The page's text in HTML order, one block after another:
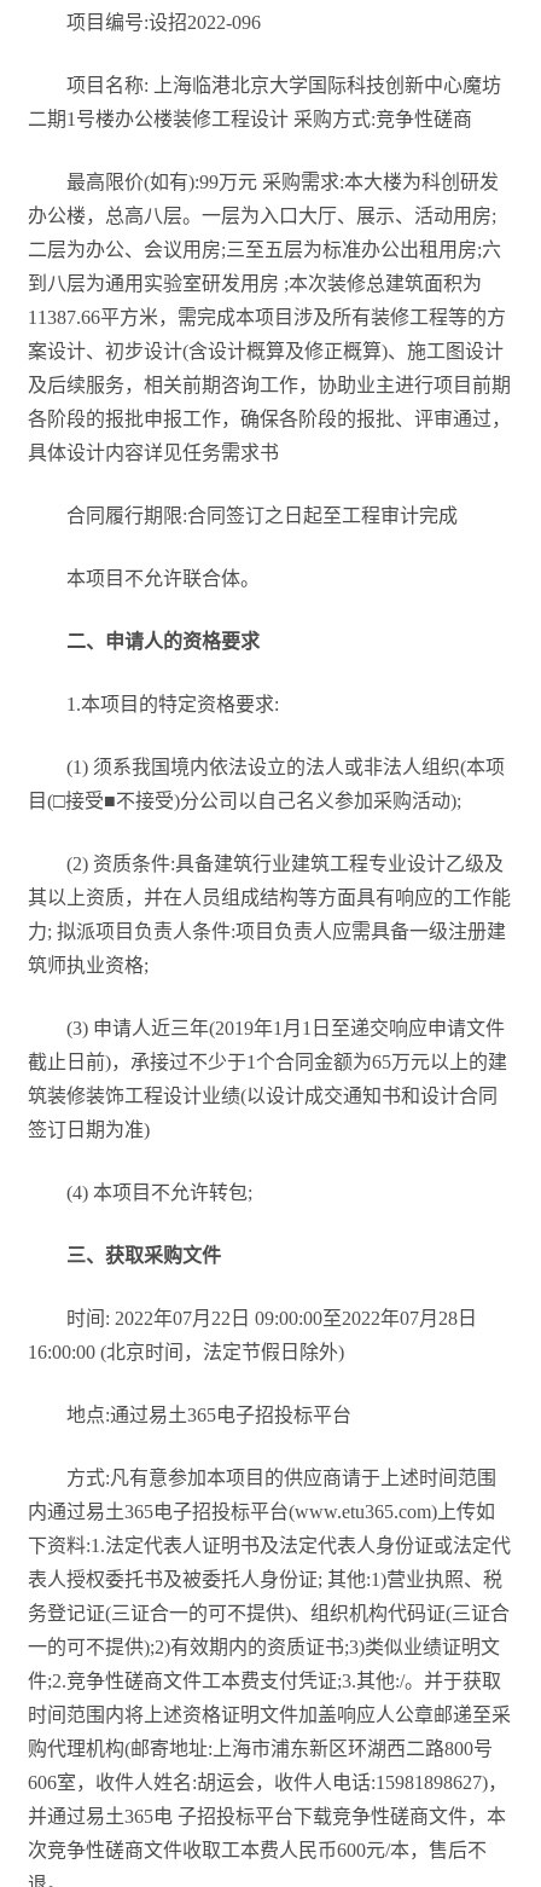
项目编号:设招2022-096
项目名称: 上海临港北京大学国际科技创新中心魔坊
二期1号楼办公楼装修工程设计 采购方式:竞争性磋商
最高限价(如有):99万元 采购需求:本大楼为科创研发
办公楼，总高八层。一层为入口大厅、展示、活动用房;
二层为办公、会议用房;三至五层为标准办公出租用房;六
到八层为通用实验室研发用房 ;本次装修总建筑面积为
11387.66平方米，需完成本项目涉及所有装修工程等的方
案设计、初步设计(含设计概算及修正概算)、施工图设计
及后续服务，相关前期咨询工作，协助业主进行项目前期
各阶段的报批申报工作，确保各阶段的报批、评审通过，
具体设计内容详见任务需求书
合同履行期限:合同签订之日起至工程审计完成
本项目不允许联合体。
二、申请人的资格要求
1.本项目的特定资格要求:
(1) 须系我国境内依法设立的法人或非法人组织(本项
目(□接受■不接受)分公司以自己名义参加采购活动);
(2) 资质条件:具备建筑行业建筑工程专业设计乙级及
其以上资质，并在人员组成结构等方面具有响应的工作能
力; 拟派项目负责人条件:项目负责人应需具备一级注册建
筑师执业资格;
(3) 申请人近三年(2019年1月1日至递交响应申请文件
截止日前)，承接过不少于1个合同金额为65万元以上的建
筑装修装饰工程设计业绩(以设计成交通知书和设计合同
签订日期为准)
(4) 本项目不允许转包;
三、获取采购文件
时间: 2022年07月22日 09:00:00至2022年07月28日
16:00:00 (北京时间，法定节假日除外)
地点:通过易土365电子招投标平台
方式:凡有意参加本项目的供应商请于上述时间范围
内通过易土365电子招投标平台(www.etu365.com)上传如
下资料:1.法定代表人证明书及法定代表人身份证或法定代
表人授权委托书及被委托人身份证; 其他:1)营业执照、税
务登记证(三证合一的可不提供)、组织机构代码证(三证合
一的可不提供);2)有效期内的资质证书;3)类似业绩证明文
件;2.竞争性磋商文件工本费支付凭证;3.其他:/。并于获取
时间范围内将上述资格证明文件加盖响应人公章邮递至采
购代理机构(邮寄地址:上海市浦东新区环湖西二路800号
606室，收件人姓名:胡运会，收件人电话:15981898627)，
并通过易土365电 子招投标平台下载竞争性磋商文件，本
次竞争性磋商文件收取工本费人民币600元/本，售后不